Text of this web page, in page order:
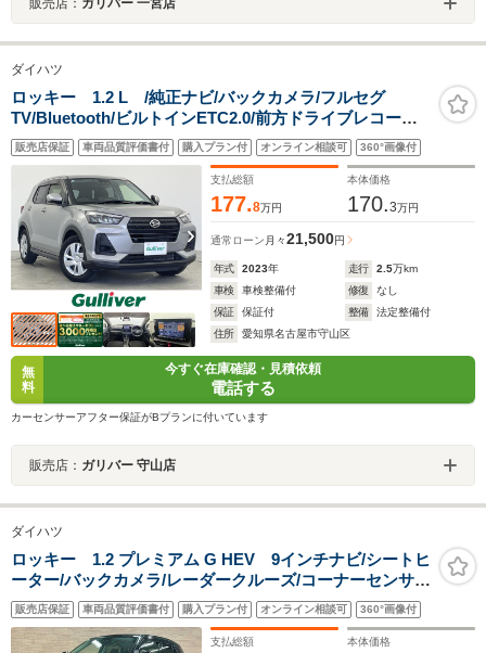
販売店： ガリバー 一宮店
ダイハツ
ロッキー 1.2 L /純正ナビ/バックカメラ/フルセグ
TV/Bluetooth/ビルトインETC2.0/前方ドライブレコーダ
ー/スマートアシスト/オートハイビーム/LEDヘッドライ
ト/オートライト/前後コーナーセンサー/スペアキー
販売店保証 車両品質評価書付 購入プラン付 オンライン相談可 360°画像付
支払総額
177.8万円
本体価格
170.3万円
通常ローン 月々21,500円
年式 2023年 走行 2.5万km
車検
車検整備付 修復
なし
保証
保証付 整備
法定整備付
住所
愛知県名古屋市守山区
無
料
今すぐ在庫確認・見積依頼
電話する
カーセンサーアフター保証がBプランに付いています
販売店： ガリバー 守山店
ダイハツ
ロッキー 1.2 プレミアム G HEV 9インチナビ/シートヒ
ーター/バックカメラ/レーダークルーズ/コーナーセンサ
ー/衝突軽減/ETC/レーンアシスト/17インチアル
ミ/Bluetooth接続/USB端子/ドライブレコーダー
販売店保証 車両品質評価書付 購入プラン付 オンライン相談可 360°画像付
支払総額 本体価格